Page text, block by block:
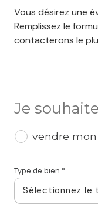
Vous désirez une
Remplissez le
contacterons le
Je souhaite
vendre
Type de bien *
Sélectionnez le